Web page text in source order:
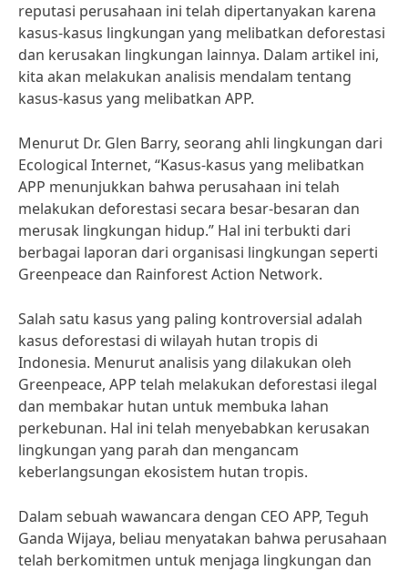
reputasi perusahaan ini telah dipertanyakan karena
kasus-kasus lingkungan yang melibatkan deforestasi
dan kerusakan lingkungan lainnya. Dalam artikel ini,
kita akan melakukan analisis mendalam tentang
kasus-kasus yang melibatkan APP.
Menurut Dr. Glen Barry, seorang ahli lingkungan dari
Ecological Internet, “Kasus-kasus yang melibatkan
APP menunjukkan bahwa perusahaan ini telah
melakukan deforestasi secara besar-besaran dan
merusak lingkungan hidup.” Hal ini terbukti dari
berbagai laporan dari organisasi lingkungan seperti
Greenpeace dan Rainforest Action Network.
Salah satu kasus yang paling kontroversial adalah
kasus deforestasi di wilayah hutan tropis di
Indonesia. Menurut analisis yang dilakukan oleh
Greenpeace, APP telah melakukan deforestasi ilegal
dan membakar hutan untuk membuka lahan
perkebunan. Hal ini telah menyebabkan kerusakan
lingkungan yang parah dan mengancam
keberlangsungan ekosistem hutan tropis.
Dalam sebuah wawancara dengan CEO APP, Teguh
Ganda Wijaya, beliau menyatakan bahwa perusahaan
telah berkomitmen untuk menjaga lingkungan dan